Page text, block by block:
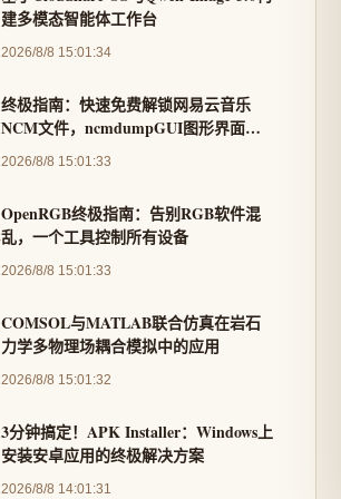
建多模态智能体工作台
2026/8/8 15:01:34
终极指南：快速免费解锁网易云音乐
NCM文件，ncmdumpGUI图形界面工
具完整教程
2026/8/8 15:01:33
OpenRGB终极指南：告别RGB软件混
乱，一个工具控制所有设备
2026/8/8 15:01:33
COMSOL与MATLAB联合仿真在岩石
力学多物理场耦合模拟中的应用
2026/8/8 15:01:32
3分钟搞定！APK Installer：Windows上
安装安卓应用的终极解决方案
2026/8/8 14:01:31